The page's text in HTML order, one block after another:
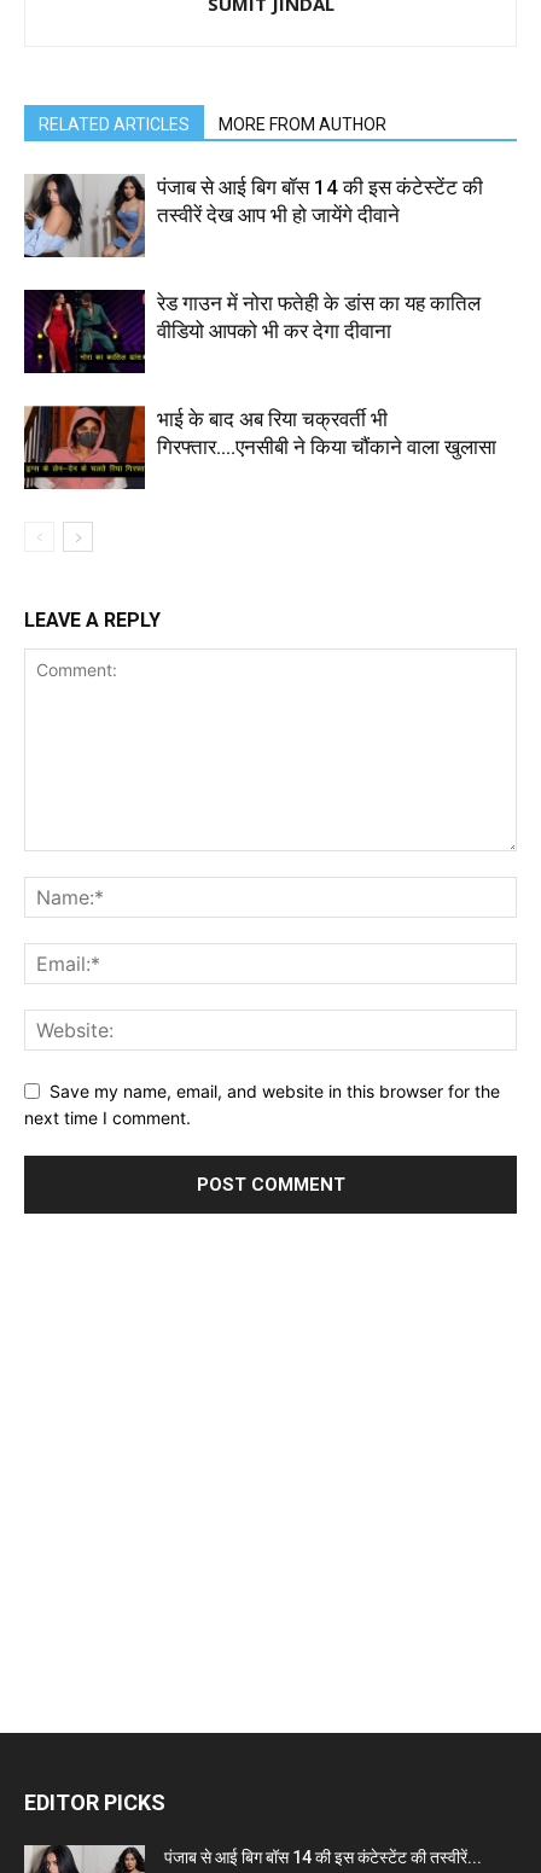
RELATED ARTICLES MORE FROM AUTHOR
पंजाब से आई बिग बॉस 14 की इस कंटेस्टेंट की
तस्वीरें देख आप भी हो जायेंगे दीवाने
रेड गाउन में नोरा फतेही के डांस का यह कातिल
वीडियो आपको भी कर देगा दीवाना
भाई के बाद अब रिया चक्रवर्ती भी
गिरफ्तार….एनसीबी ने किया चौंकाने वाला खुलासा
LEAVE A REPLY
Save my name, email, and website in this browser for the
next time I comment.
EDITOR PICKS
पंजाब से आई बिग बॉस 14 की इस कंटेस्टेंट की तस्वीरें...